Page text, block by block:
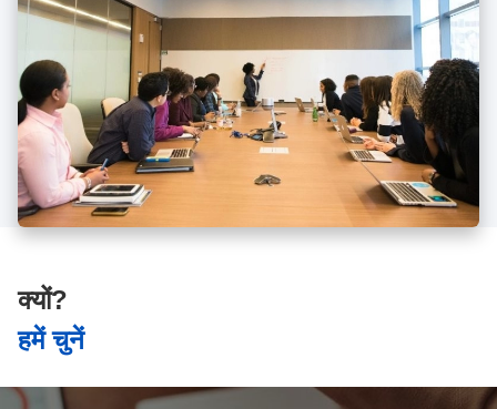
क्यों?
हमें चुनें